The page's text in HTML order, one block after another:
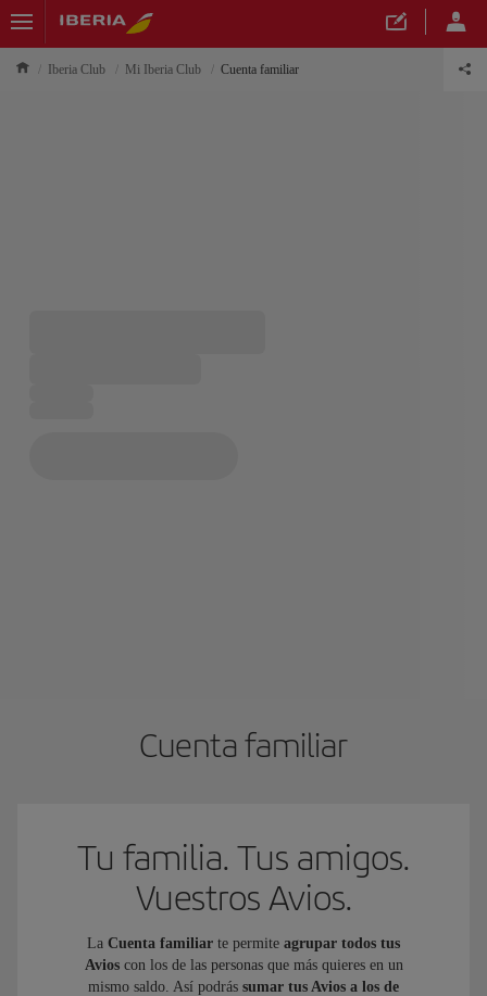
Iberia Club Mi Iberia Club Cuenta familiar
Cuenta familiar
Tu familia. Tus amigos.
Vuestros Avios.
La Cuenta familiar te permite agrupar todos tus
Avioscon los de las personas que más quieres en un
mismo saldo. Así podrás sumar tus Avios a los de